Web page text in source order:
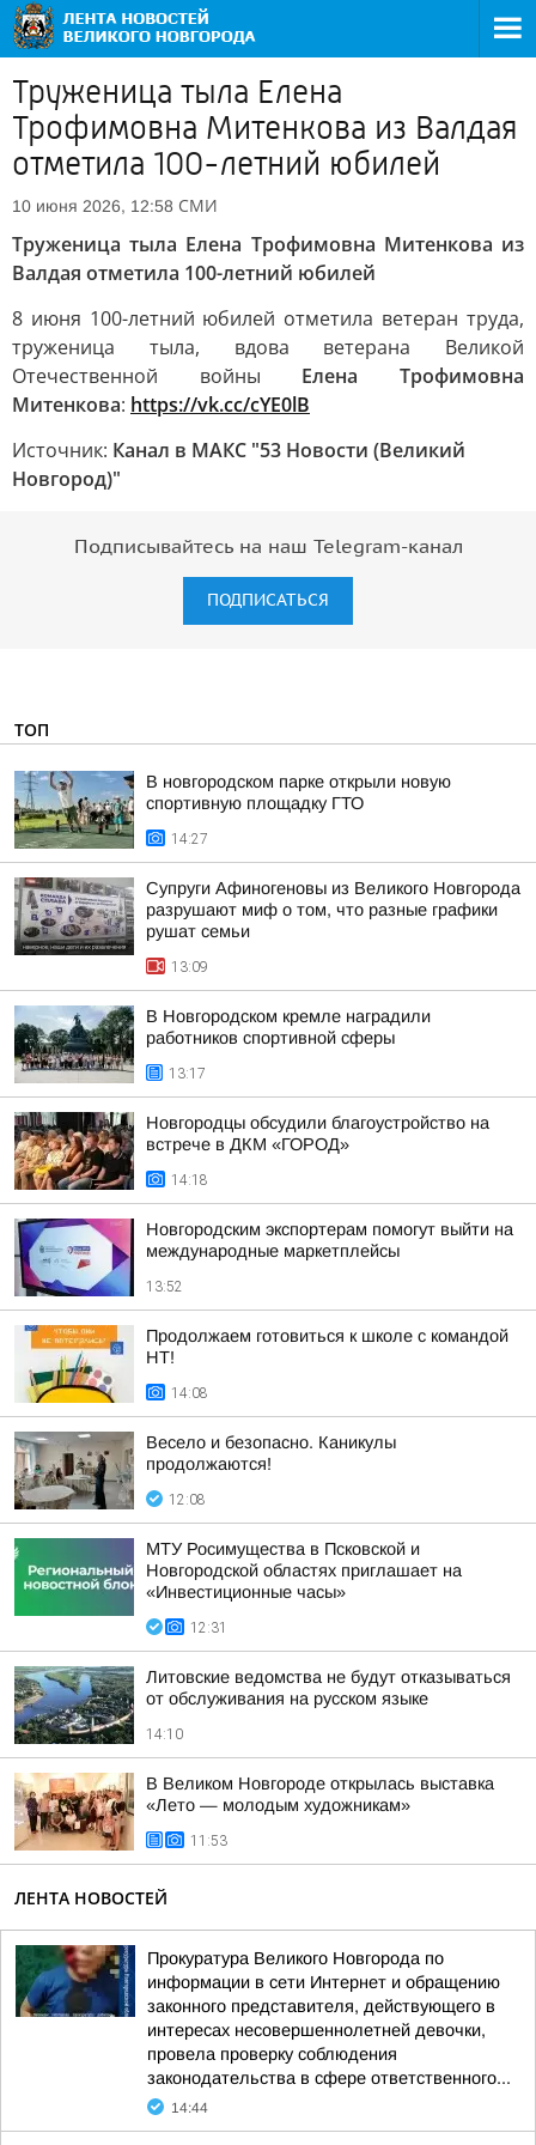
Труженица тыла Елена
Трофимовна Митенкова из Валдая
отметила 100-летний юбилей
10 июня 2026, 12:58 СМИ
Труженица тыла Елена Трофимовна Митенкова из
Валдая отметила 100-летний юбилей
8 июня 100-летний юбилей отметила ветеран труда,
труженица тыла, вдова ветерана Великой
Отечественной войны Елена Трофимовна
Митенкова: https://vk.cc/cYE0lB
Источник: Канал в МАКС "53 Новости (Великий
Новгород)"
Подписывайтесь на наш Telegram-канал
ПОДПИСАТЬСЯ
ТОП
В новгородском парке открыли новую
спортивную площадку ГТО
14:27
Супруги Афиногеновы из Великого Новгорода
разрушают миф о том, что разные графики
рушат семьи
13:09
В Новгородском кремле наградили
работников спортивной сферы
13:17
Новгородцы обсудили благоустройство на
встрече в ДКМ «ГОРОД»
14:18
Новгородским экспортерам помогут выйти на
международные маркетплейсы
13:52
Продолжаем готовиться к школе с командой
НТ!
14:08
Весело и безопасно. Каникулы
продолжаются!
12:08
МТУ Росимущества в Псковской и
Новгородской областях приглашает на
«Инвестиционные часы»
12:31
Литовские ведомства не будут отказываться
от обслуживания на русском языке
14:10
В Великом Новгороде открылась выставка
«Лето — молодым художникам»
11:53
ЛЕНТА НОВОСТЕЙ
Прокуратура Великого Новгорода по
информации в сети Интернет и обращению
законного представителя, действующего в
интересах несовершеннолетней девочки,
провела проверку соблюдения
законодательства в сфере ответственного...
14:44